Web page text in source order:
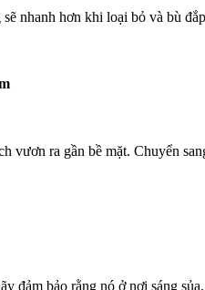
nhanh hơn khi loại bỏ và bù
vươn ra gần bề mặt. Chuyển
đảm bảo rằng nó ở nơi sáng